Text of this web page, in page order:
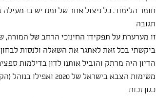
חומר הלימוד. כל ניצול אחר של זמנו יש בו
תגובה
זו מערערת על תפקידו החינוכי הרחב של המורה,
ביקשתי בכל זאת לאתגר את השאלה ולנסות
הדיון היה מרתק והוביל אותנו לדון בדילמות
משימות הצבא בישראל
כגון זכות